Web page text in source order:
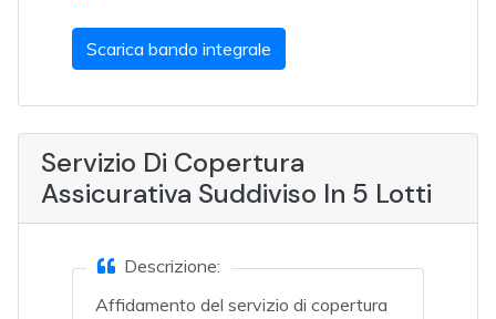
Scarica bando integrale
Servizio Di Copertura
Assicurativa Suddiviso In 5 Lotti
Descrizione:
Affidamento del servizio di copertura